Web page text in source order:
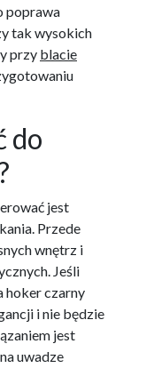
poprawa
tak wysokich
przy blacie
do
jest
Przede
wnętrz i
Jeśli
hoker czarny
i nie będzie
jest
uwadze